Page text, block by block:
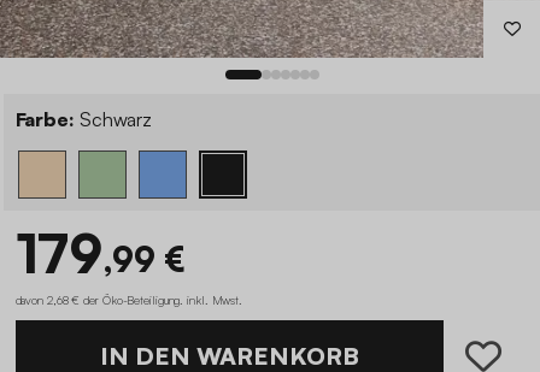
Farbe: Schwarz
179,99 €
davon 2,68 € der Öko-Beteiligung inkl. Mwst.
IN DEN WARENKORB